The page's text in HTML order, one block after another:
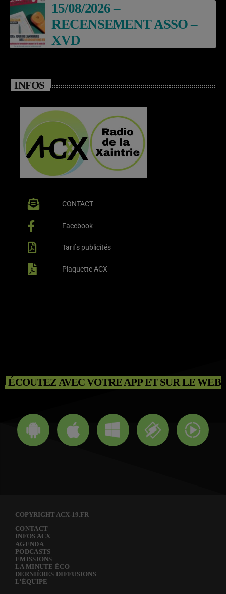
15/08/2026 –
RECENSEMENT ASSO –
XVD
INFOS
CONTACT
Facebook
Tarifs publicités
Plaquette ACX
ÉCOUTEZ AVEC VOTRE APP ET SUR LE WEB
COPYRIGHT ACX-19.FR
CONTACT
INFOS ACX
AGENDA
PODCASTS
EMISSIONS
LA MINUTE ÉCO
DERNIÈRES DIFFUSIONS
L’ÉQUIPE